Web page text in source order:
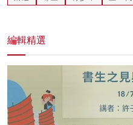
編輯精選